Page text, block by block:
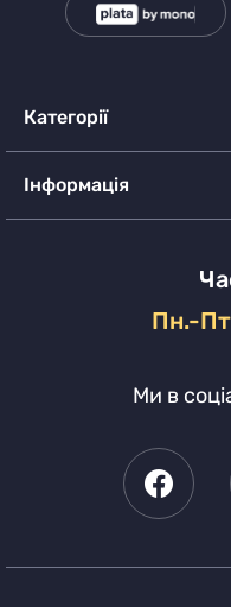
Категорії
Інформація
Пн.-
Ми в